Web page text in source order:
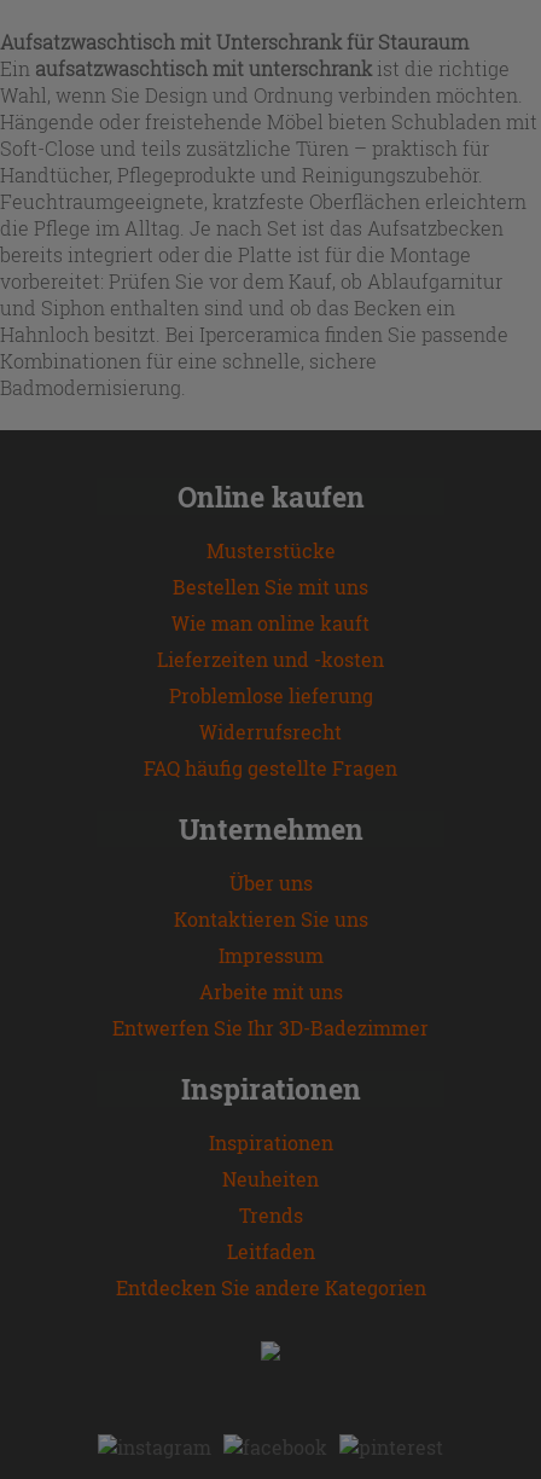
Aufsatzwaschtisch mit Unterschrank für Stauraum
Ein aufsatzwaschtisch mit unterschrank ist die richtige
Wahl, wenn Sie Design und Ordnung verbinden möchten.
Hängende oder freistehende Möbel bieten Schubladen mit
Soft-Close und teils zusätzliche Türen – praktisch für
Handtücher, Pflegeprodukte und Reinigungszubehör.
Feuchtraumgeeignete, kratzfeste Oberflächen erleichtern
die Pflege im Alltag. Je nach Set ist das Aufsatzbecken
bereits integriert oder die Platte ist für die Montage
vorbereitet: Prüfen Sie vor dem Kauf, ob Ablaufgarnitur
und Siphon enthalten sind und ob das Becken ein
Hahnloch besitzt. Bei Iperceramica finden Sie passende
Kombinationen für eine schnelle, sichere
Badmodernisierung.
Online kaufen
Musterstücke
Bestellen Sie mit uns
Wie man online kauft
Lieferzeiten und -kosten
Problemlose lieferung
Widerrufsrecht
FAQ häufig gestellte Fragen
Unternehmen
Über uns
Kontaktieren Sie uns
Impressum
Arbeite mit uns
Entwerfen Sie Ihr 3D-Badezimmer
Inspirationen
Inspirationen
Neuheiten
Trends
Leitfaden
Entdecken Sie andere Kategorien